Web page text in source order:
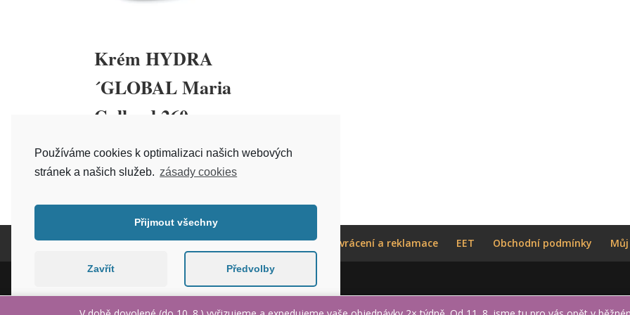
Krém HYDRA
´GLOBAL Maria
Galland 260
Hodnocení
5.00
z 5
750Kč–2 389Kč
Kontakt Doprava zboží a platba Bezplatné vrácení a reklamace EET Obchodní podmínky
Používáme cookies k optimalizaci našich webových
stránek a našich služeb. zásady cookies
Přijmout všechny
Zavřít Předvolby